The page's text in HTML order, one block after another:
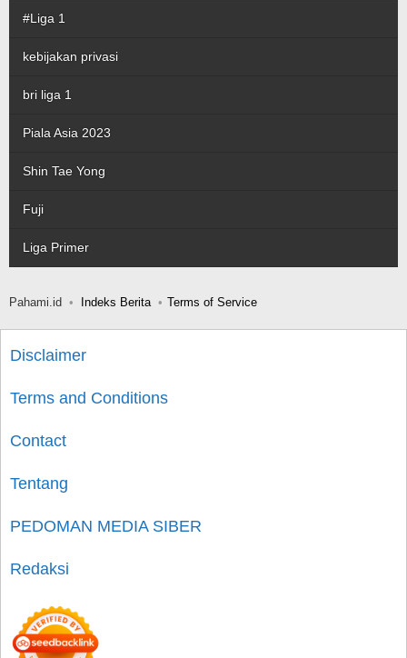
#Liga 1
kebijakan privasi
bri liga 1
Piala Asia 2023
Shin Tae Yong
Fuji
Liga Primer
Pahami.id Indeks Berita Terms of Service
Disclaimer
Terms and Conditions
Contact
Tentang
PEDOMAN MEDIA SIBER
Redaksi